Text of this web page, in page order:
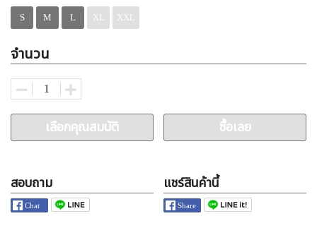
S M L XL XXL
จำนวน
เลือกคุณสมบัติ ซื้อเลย
สอบถาม แชร์สินค้านี้